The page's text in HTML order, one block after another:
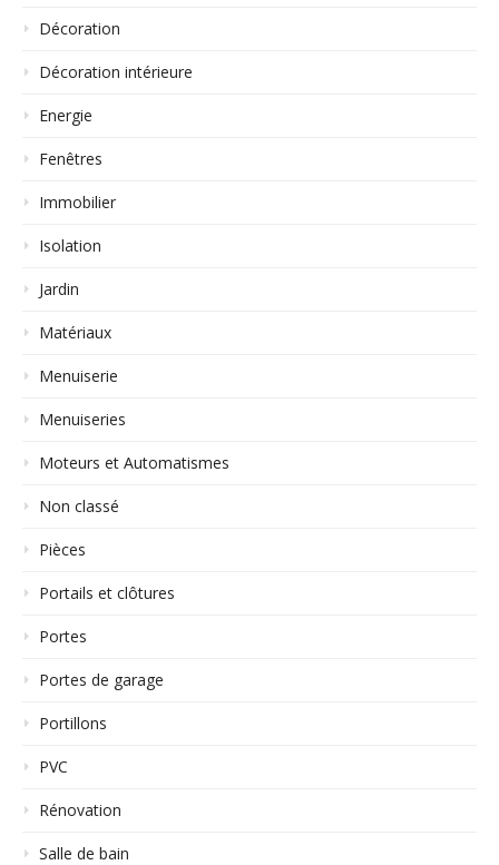
Décoration
Décoration intérieure
Energie
Fenêtres
Immobilier
Isolation
Jardin
Matériaux
Menuiserie
Menuiseries
Moteurs et Automatismes
Non classé
Pièces
Portails et clôtures
Portes
Portes de garage
Portillons
PVC
Rénovation
Salle de bain